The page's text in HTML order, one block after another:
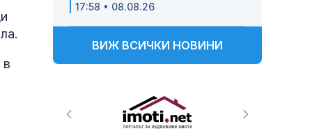
в
17:58 • 08.08.26
ВИЖ ВСИЧКИ НОВИНИ